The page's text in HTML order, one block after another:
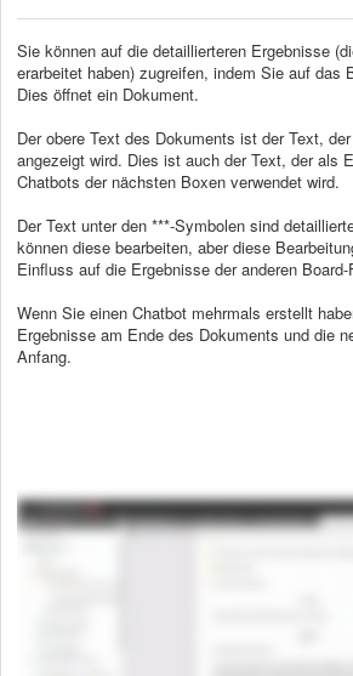
Sie können auf die detaillierteren Ergebnisse
erarbeitet haben) zugreifen, indem Sie auf das
Dies öffnet ein Dokument.
Der obere Text des Dokuments ist der Text,
angezeigt wird. Dies ist auch der Text, der als
Chatbots der nächsten Boxen verwendet wird.
Der Text unter den ***-Symbolen sind
können diese bearbeiten, aber diese
Einfluss auf die Ergebnisse der anderen Board-
Wenn Sie einen Chatbot mehrmals erstellt
Ergebnisse am Ende des Dokuments und die
Anfang.